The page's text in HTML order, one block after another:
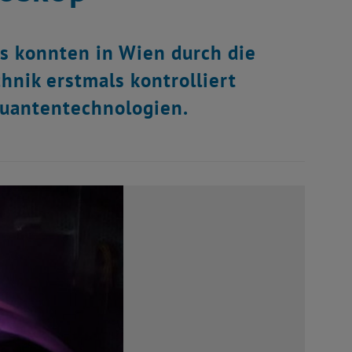
konnten in Wien durch die
erstmals kontrolliert